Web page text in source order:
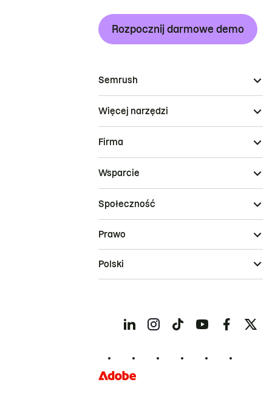
Rozpocznij darmowe demo
Semrush
Więcej narzędzi
Firma
Wsparcie
Społeczność
Prawo
Polski